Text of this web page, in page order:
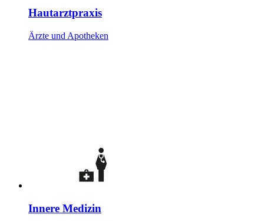
Hautarztpraxis
Ärzte und Apotheken
Innere Medizin